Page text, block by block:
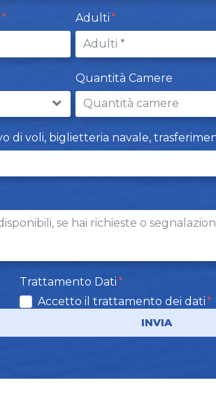
Adulti
Quantità Camere
di voli, biglietteria navale,
Trattamento Dati
Accetto il trattamento dei dati
INVIA